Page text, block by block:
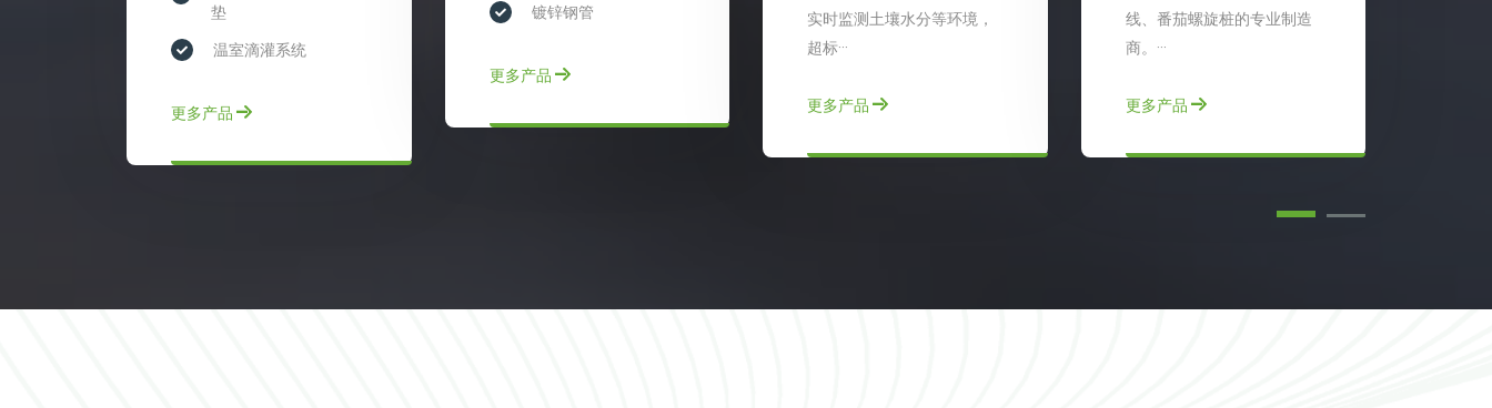
垫
温室滴灌系统
更多产品
镀锌钢管
更多产品
实时监测土壤水分等环境，
超标···
更多产品
线、番茄螺旋桩的专业制造
商。···
更多产品